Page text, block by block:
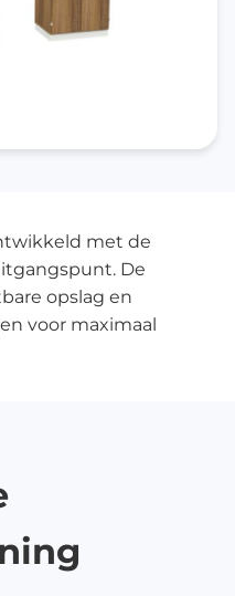
met de
De
opslag en
voor maximaal